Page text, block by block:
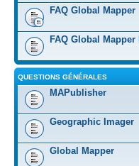
FAQ Global Mapper
FAQ Global
QUESTIONS GÉNÉRALES
MAPublisher
Geographic Imager
Global Mapper